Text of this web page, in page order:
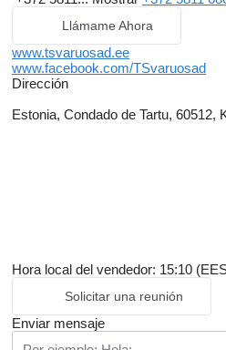
Llámame Ahora
www.tsvaruosad.ee
www.facebook.com/TSvaruosad
Dirección
Estonia, Condado de Tartu, 60512,
Hora local del vendedor: 15:10
Solicitar una reunión
Enviar mensaje